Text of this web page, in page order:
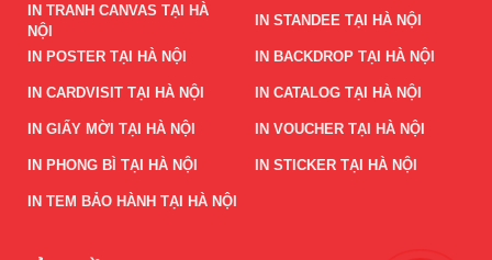
IN TRANH CANVAS TẠI HÀ
NỘI
IN STANDEE TẠI HÀ NỘI
IN POSTER TẠI HÀ NỘI IN BACKDROP TẠI HÀ NỘI
IN CARDVISIT TẠI HÀ NỘI IN CATALOG TẠI HÀ NỘI
IN GIẤY MỜI TẠI HÀ NỘI IN VOUCHER TẠI HÀ NỘI
IN PHONG BÌ TẠI HÀ NỘI IN STICKER TẠI HÀ NỘI
IN TEM BẢO HÀNH TẠI HÀ NỘI